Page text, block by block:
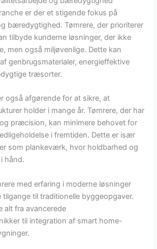
er der et stigende fokus på
bæredygtighed. Tømrere, der prioriterer
tilbyde kunderne løsninger, der ikke
men også miljøvenlige. Dette kan
genbrugsmaterialer, energieffektive
træsorter.
også afgørende for at sikre, at
holder i mange år. Tømrere, der har
præcision, kan minimere behovet for
i fremtiden. Dette er især
som plankeværk, hvor holdbarhed og
hånd.
med erfaring i moderne løsninger
til traditionelle byggeopgaver.
alt fra avancerede
til integration af smart home-